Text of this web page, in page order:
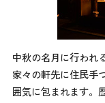
中秋の名月に行われ
家々の軒先に住民手
囲気に包まれます。